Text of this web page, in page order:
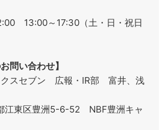
13:00～17:30（土・日・祝日
問い合わせ】
クスセブン 広報・IR部 富井、浅
東区豊洲5-6-52 NBF豊洲キャ